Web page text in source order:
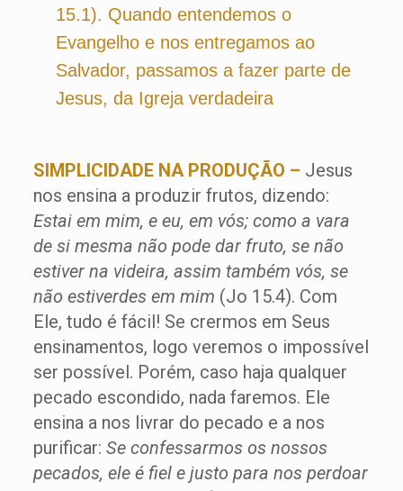
15.1). Quando entendemos o
Evangelho e nos entregamos ao
Salvador, passamos a fazer parte de
Jesus, da Igreja verdadeira
SIMPLICIDADE NA PRODUÇÃO – Jesus
nos ensina a produzir frutos, dizendo:
Estai em mim, e eu, em vós; como a vara
de si mesma não pode dar fruto, se não
estiver na videira, assim também vós, se
não estiverdes em mim (Jo 15.4). Com
Ele, tudo é fácil! Se crermos em Seus
ensinamentos, logo veremos o impossível
ser possível. Porém, caso haja qualquer
pecado escondido, nada faremos. Ele
ensina a nos livrar do pecado e a nos
purificar: Se confessarmos os nossos
pecados, ele é fiel e justo para nos perdoar